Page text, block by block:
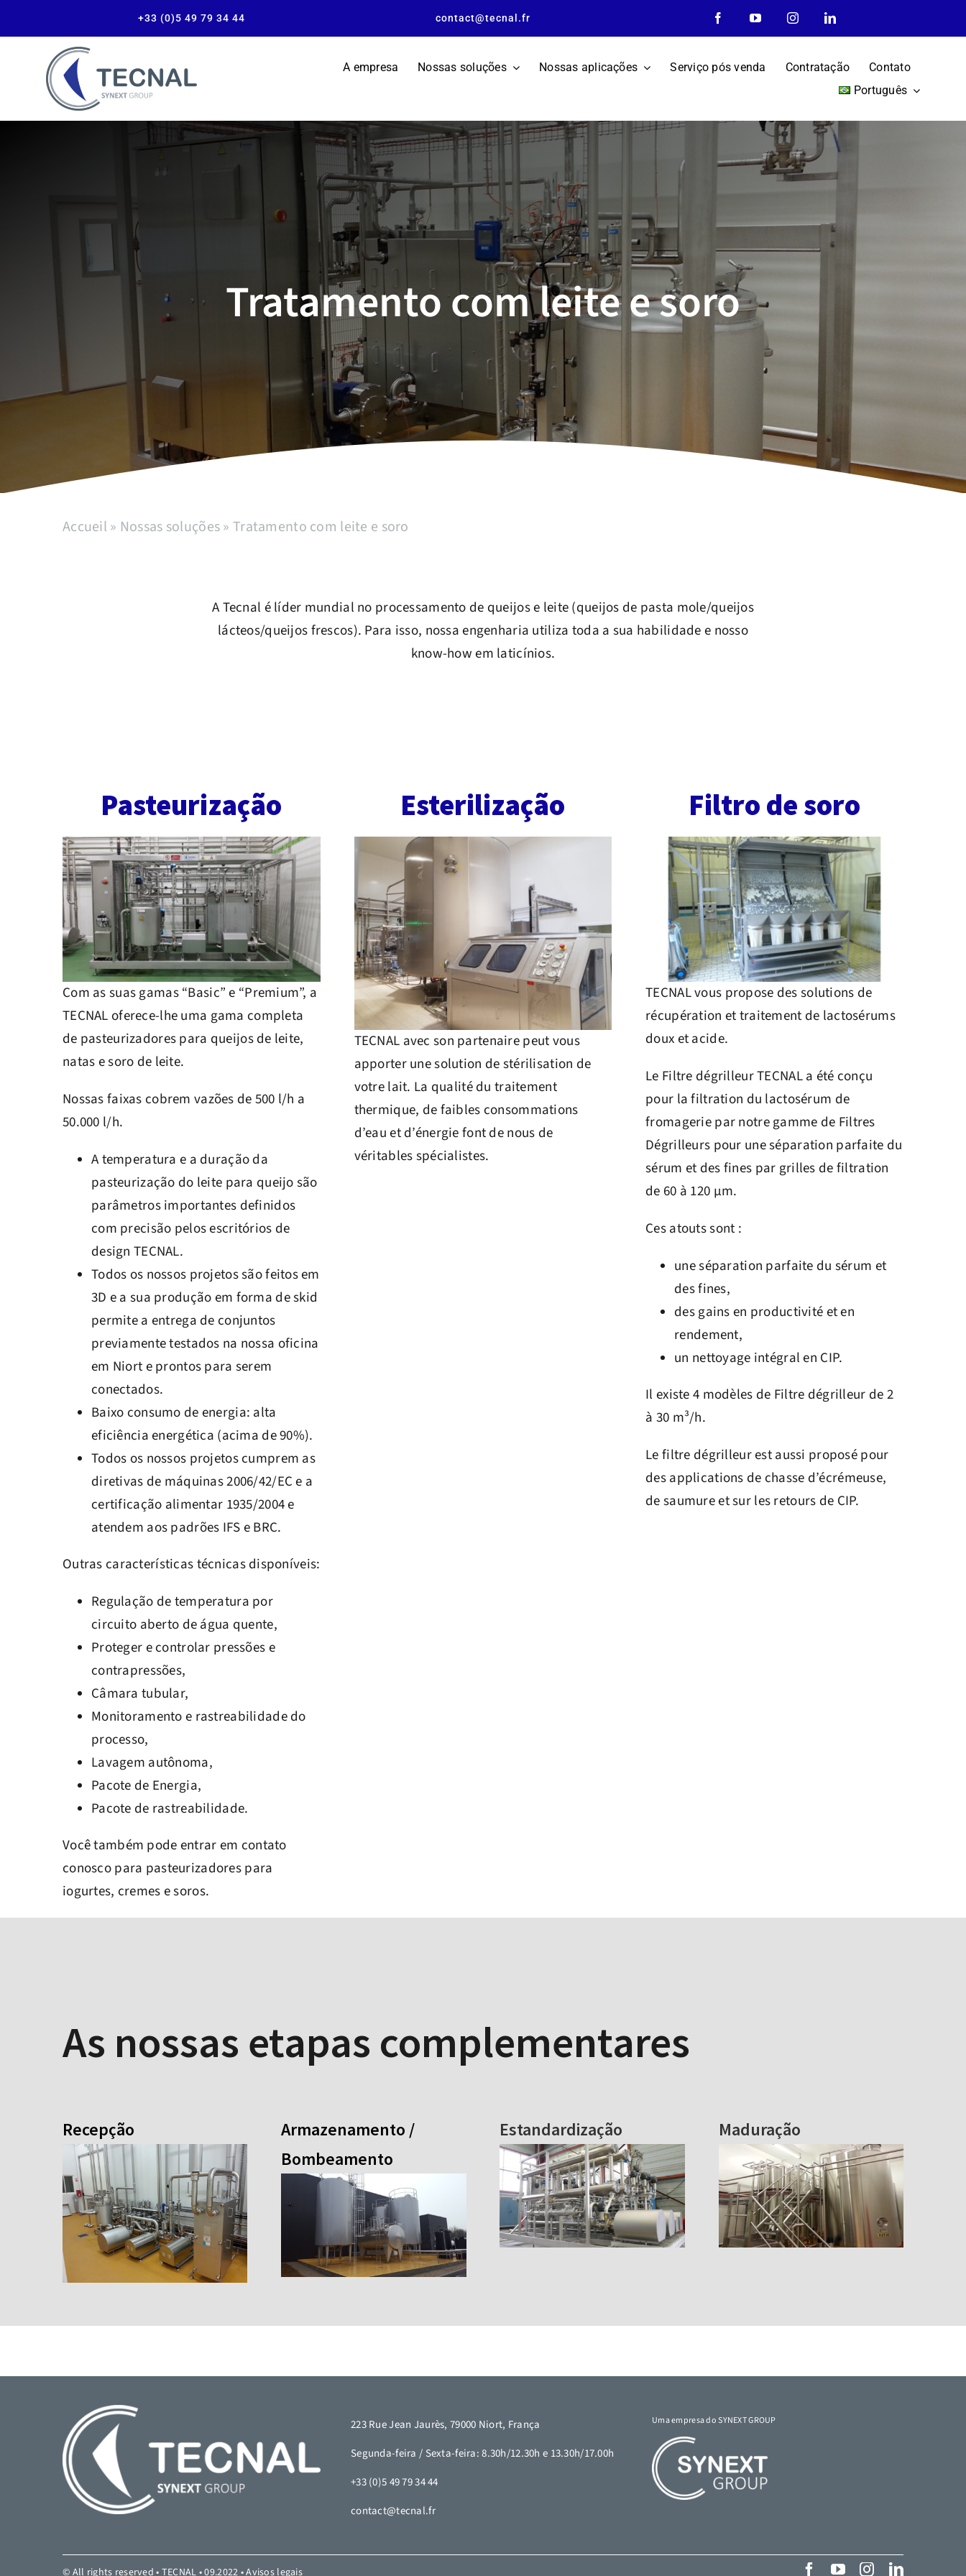
+33 (0)5 49 79 34 44 contact@tecnal.fr
A empresa Nossas soluções Nossas aplicações Serviço pós venda Contratação
Contato
Português
Tratamento com leite e soro
Accueil » Nossas soluções» Tratamento com leite e soro
A Tecnal é líder mundial no processamento de queijos e leite (queijos de pasta mole/queijos
lácteos/queijos frescos). Para isso, nossa engenharia utiliza toda a sua habilidade e nosso
know-how em laticínios.
Pasteurização
Com as suas gamas “Basic” e “Premium”, a
TECNAL oferece-lhe uma gama completa
de pasteurizadores para queijos de leite,
natas e soro de leite.
Nossas faixas cobrem vazões de 500 l/h a
50.000 l/h.
A temperatura e a duração da
pasteurização do leite para queijo são
parâmetros importantes definidos
com precisão pelos escritórios de
design TECNAL.
Todos os nossos projetos são feitos em
3D e a sua produção em forma de skid
permite a entrega de conjuntos
previamente testados na nossa oficina
em Niort e prontos para serem
conectados.
Baixo consumo de energia: alta
eficiência energética (acima de 90%).
Todos os nossos projetos cumprem as
diretivas de máquinas 2006/42/EC e a
certificação alimentar 1935/2004 e
atendem aos padrões IFS e BRC.
Outras características técnicas disponíveis:
Regulação de temperatura por
circuito aberto de água quente,
Proteger e controlar pressões e
contrapressões,
Câmara tubular,
Monitoramento e rastreabilidade do
processo,
Lavagem autônoma,
Pacote de Energia,
Pacote de rastreabilidade.
Você também pode entrar em contato
conosco para pasteurizadores para
iogurtes, cremes e soros.
Esterilização
TECNAL avec son partenaire peut vous
apporter une solution de stérilisation de
votre lait. La qualité du traitement
thermique, de faibles consommations
d’eau et d’énergie font de nous de
véritables spécialistes.
Filtro de soro
TECNAL vous propose des solutions de
récupération et traitement de lactosérums
doux et acide.
Le Filtre dégrilleur TECNAL a été conçu
pour la filtration du lactosérum de
fromagerie par notre gamme de Filtres
Dégrilleurs pour une séparation parfaite du
sérum et des fines par grilles de filtration
de 60 à 120 µm.
Ces atouts sont :
une séparation parfaite du sérum et
des fines,
des gains en productivité et en
rendement,
un nettoyage intégral en CIP.
Il existe 4 modèles de Filtre dégrilleur de 2
à 30 m³/h.
Le filtre dégrilleur est aussi proposé pour
des applications de chasse d’écrémeuse,
de saumure et sur les retours de CIP.
As nossas etapas complementares
Recepção
Armazenamento /
Bombeamento
Estandardização Maduração
223 Rue Jean Jaurès, 79000 Niort, França
Segunda-feira / Sexta-feira: 8.30h/12.30h e 13.30h/17.00h
+33 (0)5 49 79 34 44
contact@tecnal.fr
Uma empresa do SYNEXT GROUP
© All rights reserved • TECNAL • 09.2022 •Avisos legais